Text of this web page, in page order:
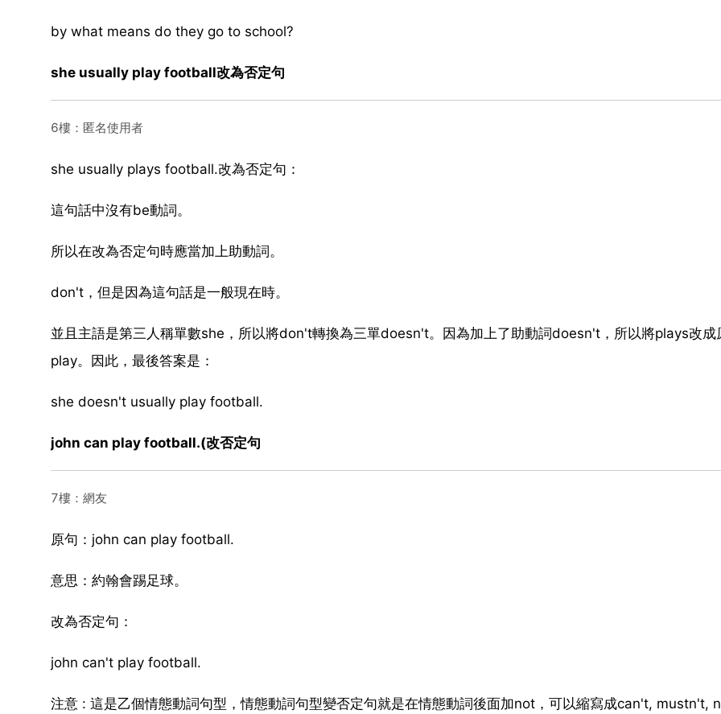
by what means do they go to school?
she usually play football改為否定句
6樓：匿名使用者
she usually plays football.改為否定句：
這句話中沒有be動詞。
所以在改為否定句時應當加上助動詞。
don't，但是因為這句話是一般現在時。
並且主語是第三人稱單數she，所以將don't轉換為三單doesn't。因為加上了助動詞doesn't，所以將plays改成
play。因此，最後答案是：
she doesn't usually play football.
john can play football.(改否定句
7樓：網友
原句：john can play football.
意思：約翰會踢足球。
改為否定句：
john can't play football.
注意 : 這是乙個情態動詞句型，情態動詞句型變否定句就是在情態動詞後面加not，可以縮寫成can't, mustn't,